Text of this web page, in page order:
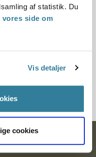
af statistik. Du
vores side om
Vis detaljer
cookies